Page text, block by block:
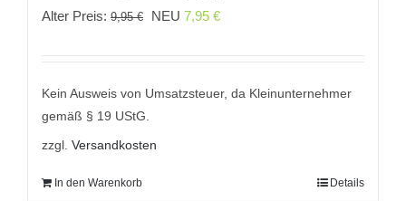
Alter Preis: 9,95€
Ursprünglicher
9,95 €
NEU 7,95 €Aktueller
7,95 €.
Kein Ausweis von Umsatzsteuer, da Kleinunternehmer
gemäß § 19 UStG.
zzgl. Versandkosten
In den Warenkorb Details